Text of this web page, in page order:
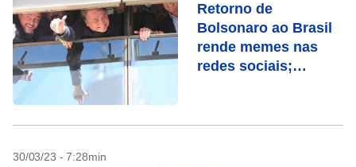
Retorno de
Bolsonaro ao Brasil
rende memes nas
redes sociais;
30/03/23 - 7:28min